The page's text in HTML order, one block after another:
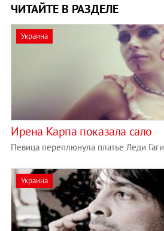
ЧИТАЙТЕ В РАЗДЕЛЕ
Украина
Ирена Карпа показала сало
Певица переплюнула платье Леди Гаги
Украина